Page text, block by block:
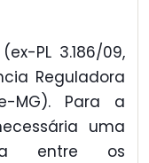
PL 3.186/09,
Reguladora
MG). Para a
uma
entre os